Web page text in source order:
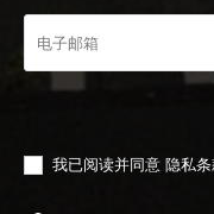
我已阅读并同意 隐私条